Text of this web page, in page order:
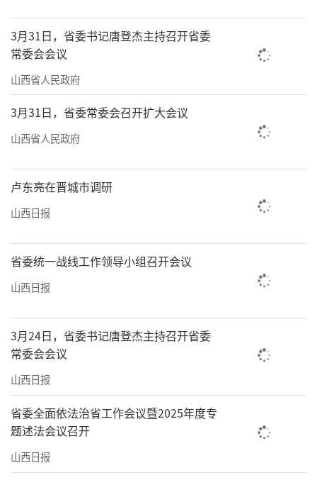
3月31日，省委书记唐登杰主持召开省委
常委会会议
山西省人民政府
3月31日，省委常委会召开扩大会议
山西省人民政府
卢东亮在晋城市调研
山西日报
省委统一战线工作领导小组召开会议
山西日报
3月24日，省委书记唐登杰主持召开省委
常委会会议
山西日报
省委全面依法治省工作会议暨2025年度专
题述法会议召开
山西日报